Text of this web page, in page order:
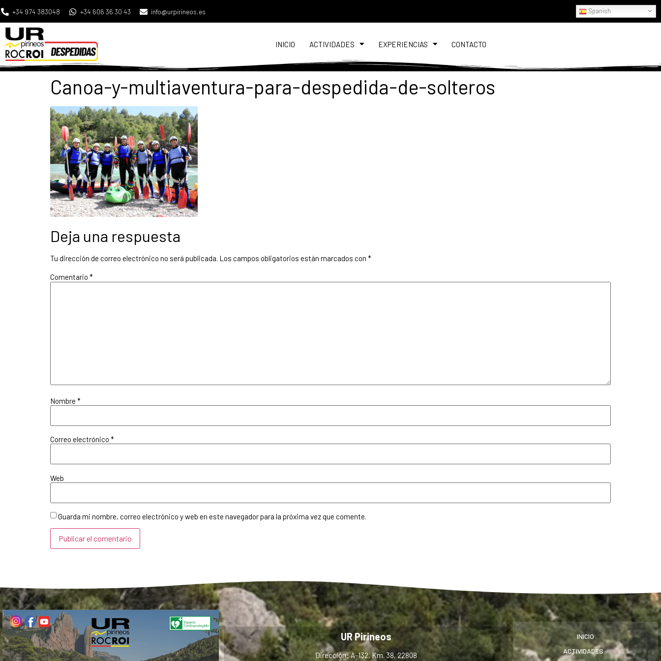
+34 974 383048 +34 606 36 30 43 info@urpirineos.es Spanish
INICIO ACTIVIDADES EXPERIENCIAS CONTACTO
Canoa-y-multiaventura-para-despedida-de-solteros
Deja una respuesta
Tu dirección de correo electrónico no será publicada. Los campos obligatorios están marcados con *
Comentario *
Nombre *
Correo electrónico *
Web
Guarda mi nombre, correo electrónico y web en este navegador para la próxima vez que comente.
UR Pirineos
Dirección: A-132, Km. 38, 22808
INICIO
ACTIVIDADES